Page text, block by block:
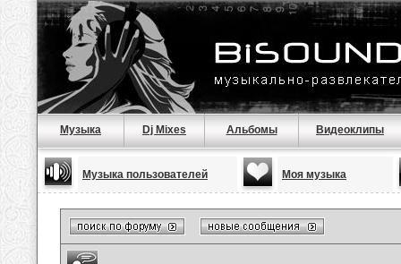
Музыка Dj Mixes Альбомы Видеоклипы
Музыка пользователей Моя музыка